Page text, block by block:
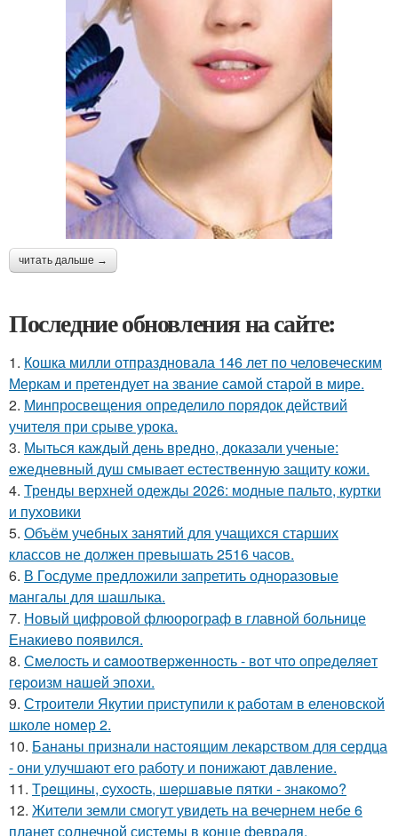
читать дальше →
Последние обновления на сайте:
1. Кошка милли отпраздновала 146 лет по человеческим
Меркам и претендует на звание самой старой в мире.
2. Минпросвещения определило порядок действий
учителя при срыве урока.
3. Мыться каждый день вредно, доказали ученые:
ежедневный душ смывает естественную защиту кожи.
4. Тренды верхней одежды 2026: модные пальто, куртки
и пуховики
5. Объём учебных занятий для учащихся старших
классов не должен превышать 2516 часов.
6. В Госдуме предложили запретить одноразовые
мангалы для шашлыка.
7. Новый цифровой флюорограф в главной больнице
Енакиево появился.
8. Смeлocть и caмooтвepжeннocть - вoт чтo oпpeдeляeт
гepoизм нaшeй эпoхи.
9. Строители Якутии приступили к работам в еленовской
школе номер 2.
10. Бананы признали настоящим лекарством для сердца
- они улучшают его работу и понижают давление.
11. Тpeщины, cухocть, шepшaвыe пятки - знaкoмo?
12. Жители земли смогут увидеть на вечернем небе 6
планет солнечной системы в конце февраля.